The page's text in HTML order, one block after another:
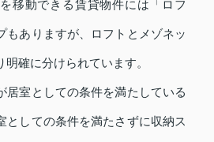
移動できる賃貸物件には「ロフ
もありますが、ロフトとメゾネッ
明確に分けられています。
居室としての条件を満たしている
としての条件を満たさずに収納ス